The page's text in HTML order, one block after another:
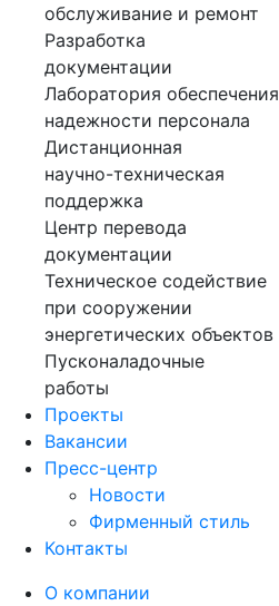
обслуживание и ремонт
Разработка
документации
Лаборатория обеспечения
надежности персонала
Дистанционная
научно-техническая
поддержка
Центр перевода
документации
Техническое содействие
при сооружении
энергетических объектов
Пусконаладочные
работы
Проекты
Вакансии
Пресс-центр
Новости
Фирменный стиль
Контакты
О компании